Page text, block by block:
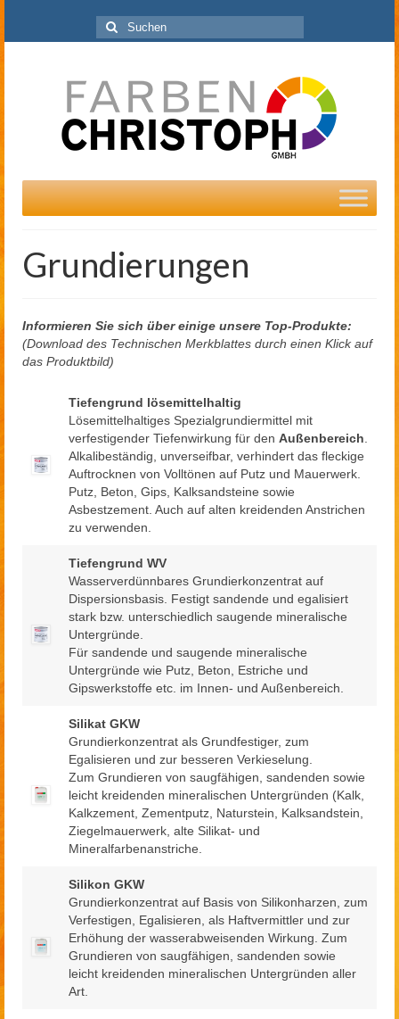
Suchen
nach:
Grundierungen
Informieren Sie sich über einige unsere Top-Produkte:
(Download des Technischen Merkblattes durch einen Klick auf
das Produktbild)
Tiefengrund lösemittelhaltig
Lösemittelhaltiges Spezialgrundiermittel mit
verfestigender Tiefenwirkung für den Außenbereich
Alkalibeständig, unverseifbar, verhindert das fleckige
Auftrocknen von Volltönen auf Putz und Mauerwerk.
Putz, Beton, Gips, Kalksandsteine sowie
Asbestzement. Auch auf alten kreidenden Anstrichen
zu verwenden.​
Tiefengrund WV
Wasserverdünnbares Grundierkonzentrat auf
Dispersionsbasis. Festigt sandende und egalisiert
stark bzw. unterschiedlich saugende mineralische
Untergründe.
Für sandende und saugende mineralische
Untergründe wie Putz, Beton, Estriche und
Gipswerkstoffe etc. im Innen- und Außenbereich.
Silikat GKW
Grundierkonzentrat als Grundfestiger, zum
Egalisieren und zur besseren Verkieselung.
Zum Grundieren von saugfähigen, sandenden sowie
leicht kreidenden mineralischen Untergründen (Kalk,
Kalkzement, Zementputz, Naturstein, Kalksandstein,
Ziegelmauerwerk, alte Silikat- und
Mineralfarbenanstriche.
Silikon GKW
Grundierkonzentrat auf Basis von Silikonharzen, zum
Verfestigen, Egalisieren, als Haftvermittler und zur
Erhöhung der wasserabweisenden Wirkung. Zum
Grundieren von saugfähigen, sandenden sowie
leicht kreidenden mineralischen Untergründen aller
Art.